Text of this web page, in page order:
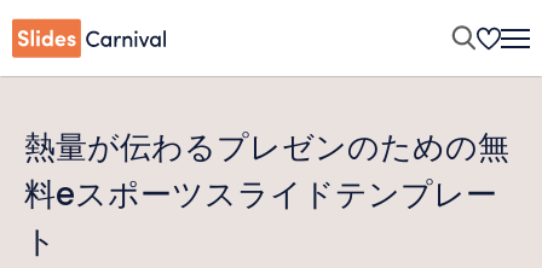
熱量が伝わるプレゼンのための無
料eスポーツスライドテンプレー
ト